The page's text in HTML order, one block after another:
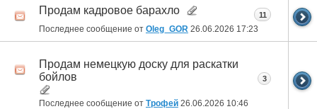
Продам кадровое барахло
Последнее сообщение от Oleg_GOR 26.06.2026 17:23
11
Продам немецкую доску для раскатки
бойлов
Последнее сообщение от Трофей 26.06.2026 10:46
3